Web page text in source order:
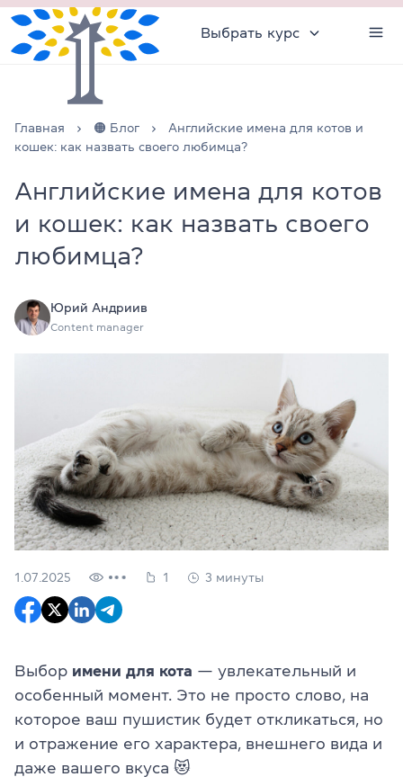
Выбрать курс
Главная 🟠 Блог
Английские имена для котов и
кошек: как назвать своего любимца?
Английские имена для котов
и кошек: как назвать своего
любимца?
Юрий Андриив
Content manager
1.07.2025 1 3 минуты
Выбор имени для кота — увлекательный и
особенный момент. Это не просто слово, на
которое ваш пушистик будет откликаться, но
и отражение его характера, внешнего вида и
даже вашего вкуса 😻